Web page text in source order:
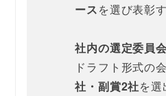
ースを選び表彰
社内の選定委員会
ドラフト形式の
社・副賞2社を選